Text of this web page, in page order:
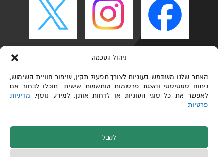
ניהול הסכמה
האתר שלנו משתמש בעוגיות לצורך תפעול תקין, שיפור חוויית השימוש,
ניתוח סטטיסטי והצגת פרסומות מותאמות אישית. תוכלו לבחור אם
לאפשר את כל סוגי העוגיות או לדחות אותן. למידע נוסף: מדיניות
פרטיות
לקבל